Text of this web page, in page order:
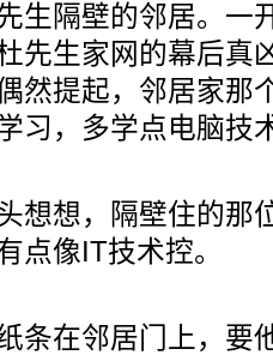
生隔壁的邻居。一
先生家网的幕后真
然提起，邻居家那
习，多学点电脑技
想想，隔壁住的那
点像IT技术控。
条在邻居门上，要